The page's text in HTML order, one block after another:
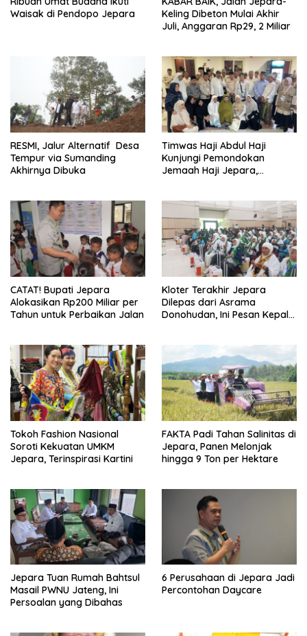
Waisak di Pendopo Jepara
Keling Dibeton Mulai Akhir
Juli, Anggaran Rp29, 2 Miliar
RESMI, Jalur Alternatif Desa
Tempur via Sumanding
Akhirnya Dibuka
Timwas Haji Abdul Haji
Kunjungi Pemondokan
Jemaah Haji Jepara,
CATAT! Bupati Jepara
Alokasikan Rp200 Miliar per
Tahun untuk Perbaikan Jalan
Kloter Terakhir Jepara
Dilepas dari Asrama
Donohudan, Ini Pesan Kepala
Tokoh Fashion Nasional
Soroti Kekuatan UMKM
Jepara, Terinspirasi Kartini
FAKTA Padi Tahan Salinitas di
Jepara, Panen Melonjak
hingga 9 Ton per Hektare
Jepara Tuan Rumah Bahtsul
Masail PWNU Jateng, Ini
Persoalan yang Dibahas
6 Perusahaan di Jepara Jadi
Percontohan Daycare